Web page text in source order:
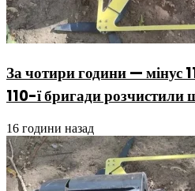
За чотири години — мінус
110-ї бригади розчистили
16 години назад